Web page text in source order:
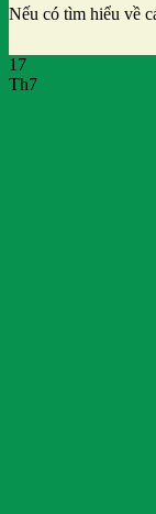
Nếu có tìm hiểu về
17
Th7